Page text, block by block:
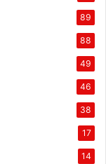
89
88
49
46
38
17
14